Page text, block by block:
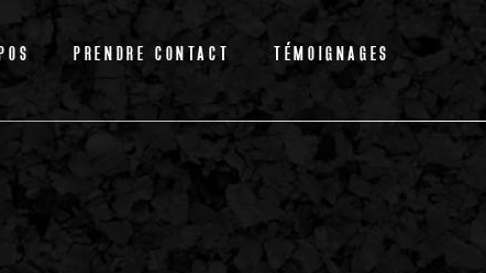
PRENDRE CONTACT TÉMOIGNAGES